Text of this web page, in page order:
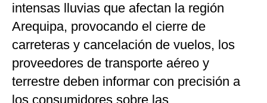
intensas lluvias que afectan la región
Arequipa, provocando el cierre de
carreteras y cancelación de vuelos, los
proveedores de transporte aéreo y
terrestre deben informar con precisión a
los consumidores sobre las